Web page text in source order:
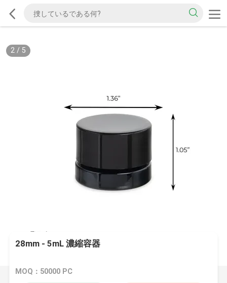
2/ 5
28mm - 5mL 濃縮容器
MOQ：50000 PC